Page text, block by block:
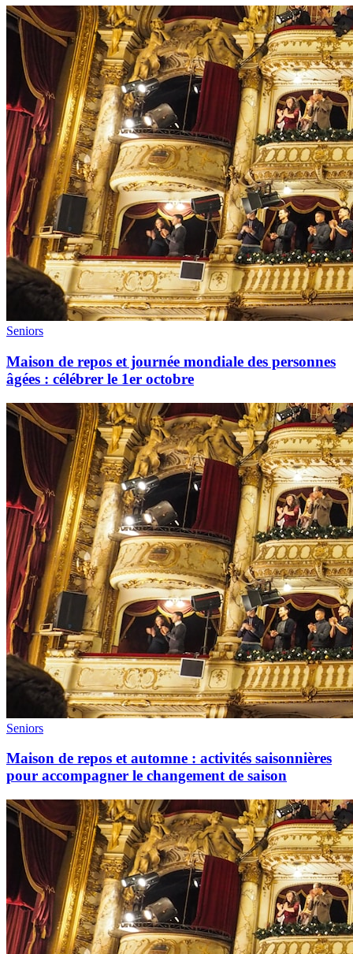
Seniors
Maison de repos et journée mondiale des personnes
âgées : célébrer le 1er octobre
Seniors
Maison de repos et automne : activités saisonnières
pour accompagner le changement de saison